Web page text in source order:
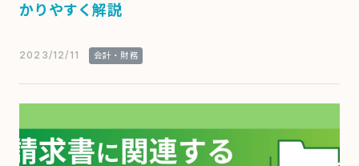
かりやすく解説
2023/12/11 会計・財務